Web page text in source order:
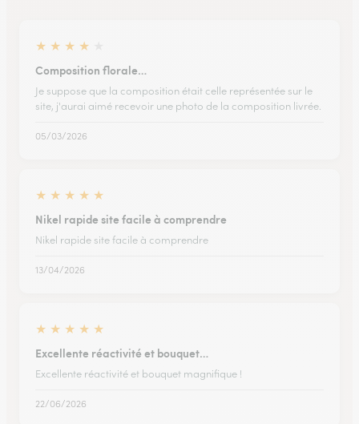
★ ★ ★ ★
Composition florale…
Je suppose que la composition était celle représentée sur le
site, j'aurai aimé recevoir une photo de la composition livrée.
05/03/2026
★ ★ ★ ★ ★
Nikel rapide site facile à comprendre
Nikel rapide site facile à comprendre
13/04/2026
★ ★ ★ ★ ★
Excellente réactivité et bouquet…
Excellente réactivité et bouquet magnifique !
22/06/2026